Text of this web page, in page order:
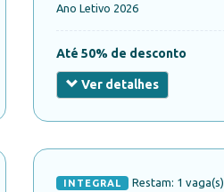
Ano Letivo 2026
Até 50% de desconto
Ver detalhes
INTEGRAL Restam: 1 vaga(s)